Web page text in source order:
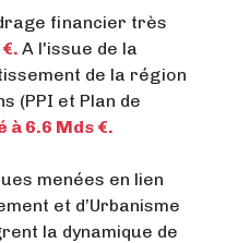
financier très
A l'issue de la
de la région
(PPI et Plan de
à 6.6 Mds €.
menées en lien
et d’Urbanisme
la dynamique de